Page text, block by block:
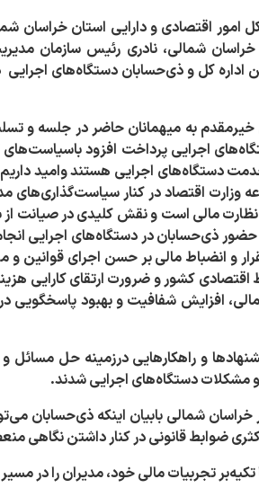
امور اقتصادی و دارایی استان خراسان
شمالی، نادری رئیس سازمان
اداره کل و ذی‌حسابان دستگاه‌های اجرایی
به میهمانان حاضر در جلسه و
اجرایی پرداخت افزود باسیاست‌های
دستگاه‌های اجرایی هستند وامید
اقتصاد در کنار سیاست‌گذاری‌های
مالی است و نقش کلیدی در صیانت از
ذی‌حسابان در دستگاه‌های اجرایی
و انضباط مالی بر حسن اجرای قوانین و
اقتصادی کشور و ضرورت ارتقای کارایی
افزایش شفافیت و بهبود پاسخگویی
و راهکارهایی درزمینه حل مسائل و
مشکلات دستگاه‌های اجرایی شدند.
شمالی بابیان اینکه ذی‌حسابان
ضوابط قانونی در کنار داشتن نگاهی
تجربیات مالی خود، مدیران را در